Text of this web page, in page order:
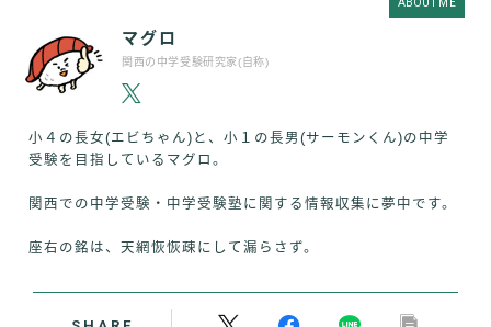
ABOUT ME
マグロ
関西の中学受験研究家(自称)
小４の長女(エビちゃん)と、小１の長男(サーモンくん)の中学
受験を目指しているマグロ。
関西での中学受験・中学受験塾に関する情報収集に夢中です。
座右の銘は、天網恢恢疎にして漏らさず。